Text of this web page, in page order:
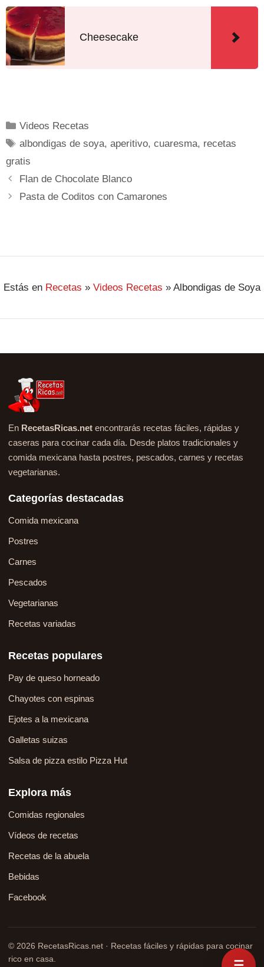
Cheesecake
Videos Recetas
albondigas de soya,aperitivo,cuaresma, recetas
gratis
Flan de Chocolate Blanco
Pasta de Coditos con Camarones
Estás en Recetas » Videos Recetas » Albondigas de Soya
En RecetasRicas.net encontrarás recetas fáciles, rápidas y
caseras para cocinar cada día. Desde platos tradicionales y
comida mexicana hasta postres, pescados, carnes y recetas
vegetarianas.
Categorías destacadas
Comida mexicana
Postres
Carnes
Pescados
Vegetarianas
Recetas variadas
Recetas populares
Pay de queso horneado
Chayotes con espinas
Ejotes a la mexicana
Galletas suizas
Salsa de pizza estilo Pizza Hut
Explora más
Comidas regionales
Vídeos de recetas
Recetas de la abuela
Bebidas
Facebook
© 2026 RecetasRicas.net · Recetas fáciles y rápidas para cocinar
rico en casa.